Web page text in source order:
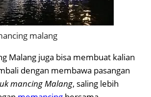
malang
Malang juga bisa membuat kalian
dengan membawa pasangan
mancing Malang, saling lebih